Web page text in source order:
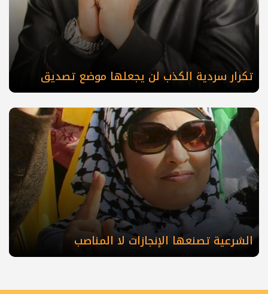
تكرار سردية الكذب لن يجعلها موضع تصديق
الشرعية تصنعها الإنجازات لا المناصب